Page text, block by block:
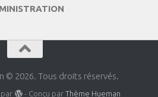
© 2026. Tous droits réservés.
- Conçu par Thème Hueman